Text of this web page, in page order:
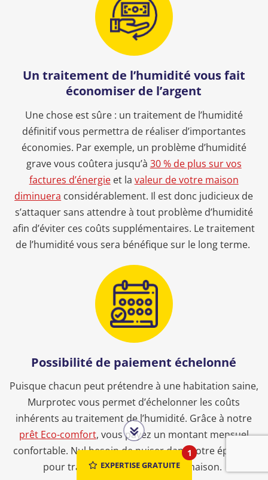
Un traitement de l’humidité vous fait
économiser de l’argent
Une chose est sûre : un traitement de l’humidité
définitif vous permettra de réaliser d’importantes
économies. Par exemple, un problème d’humidité
grave vous coûtera jusqu’à 30 % de plus sur vos
factures d’énergieet la valeur de votre maison
diminuera considérablement. Il est donc judicieux de
s’attaquer sans attendre à tout problème d’humidité
afin d’éviter ces coûts supplémentaires. Le traitement
de l’humidité vous sera bénéfique sur le long terme.
Possibilité de paiement échelonné
Puisque chacun peut prétendre à une habitation saine,
Murprotec vous permet d’échelonner les coûts
inhérents au traitement de l’humidité. Grâce à notre
prêt Eco-comfort, vous payez un montant mensuel
confortable. Nul besoin de puiser dans votre épargne
pour traiter l’humidité de votre maison.
1
EXPERTISE GRATUITE